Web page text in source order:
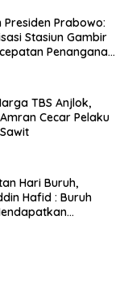
Presiden Prabowo:
Stasiun Gambir
Penanganan
TBS Anjlok,
Cecar Pelaku
Hari Buruh,
Hafid : Buruh